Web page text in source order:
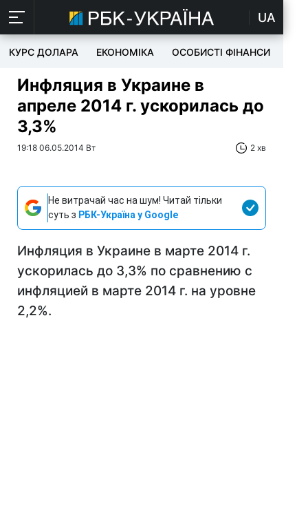
UA
КУРС ДОЛАРА ЕКОНОМІКА ОСОБИСТІ ФІНАНСИ
Инфляция в Украине в
апреле 2014 г. ускорилась до
3,3%
19:18 06.05.2014 Вт 2 хв
Не витрачай час на шум! Читай тільки
суть з РБК-Україна у Google
Инфляция в Украине в марте 2014 г.
ускорилась до 3,3% по сравнению с
инфляцией в марте 2014 г. на уровне
2,2%.